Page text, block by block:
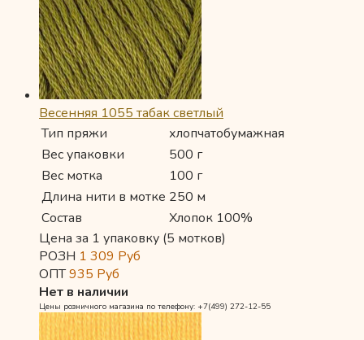
Весенняя 1055 табак светлый
Тип пряжи
хлопчатобумажная
Вес упаковки
500 г
Вес мотка
100 г
Длина нити в мотке 250 м
Состав
Хлопок 100%
Цена за 1 упаковку (5 мотков)
РОЗН 1 309 Руб
ОПТ935 Руб
Нет в наличии
Цены розничного магазина по телефону: +7(499) 272-12-55